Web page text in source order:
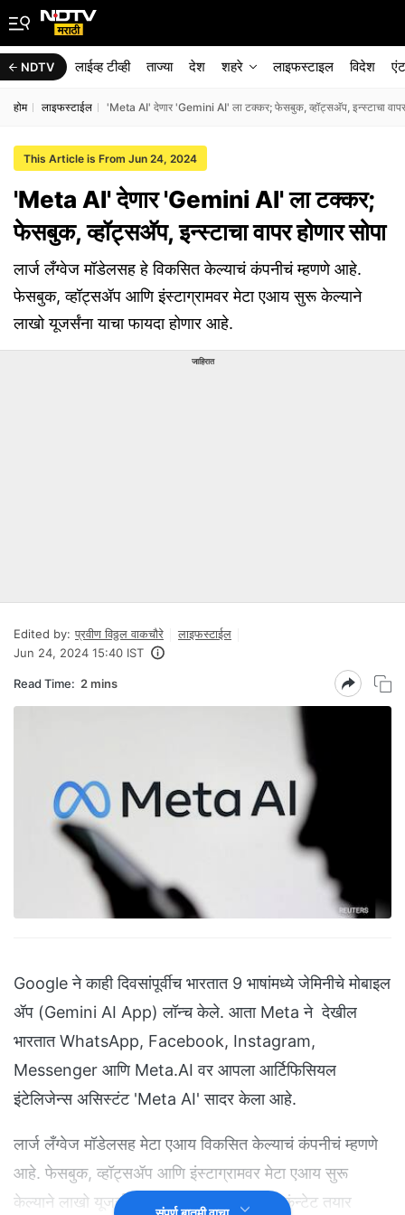
NDTV लाईव्ह टीव्ही ताज्या देश शहरे लाइफस्टाइल विदेश
होम लाइफस्टाईल 'Meta AI' देणार 'Gemini AI' ला टक्कर; फेसबुक, व्हॉट्सअ‍ॅप, इन्स्टाचा वापर
This Article is From Jun 24, 2024
'Meta AI' देणार 'Gemini AI' ला टक्कर;
फेसबुक, व्हॉट्सअ‍ॅप, इन्स्टाचा वापर होणार सोपा
लार्ज लँग्वेज मॉडेलसह हे विकसित केल्याचं कंपनीचं म्हणणे आहे.
फेसबुक, व्हॉट्सॲप आणि इंस्टाग्रामवर मेटा एआय सुरू केल्याने
लाखो यूजर्संना याचा फायदा होणार आहे.
जाहिरात
Edited by: प्रवीण विठ्ठल वाकचौरे
लाइफस्टाईल
Jun 24, 2024 15:40 IST
Read Time: 2 mins
Google ने काही दिवसांपूर्वीच भारतात 9 भाषांमध्ये जेमिनीचे मोबाइल
ॲप (Gemini AI App) लॉन्च केले. आता Meta ने देखील
भारतात WhatsApp, Facebook, Instagram,
Messenger आणि Meta.AI वर आपला आर्टिफिसियल
इंटेलिजेन्स असिस्टंट 'Meta AI' सादर केला आहे.
लार्ज लँग्वेज मॉडेलसह मेटा एआय विकसित केल्याचं कंपनीचं म्हणणे
आहे. फेसबुक, व्हॉट्सॲप आणि इंस्टाग्रामवर मेटा एआय सुरू
केल्याने लाखो यूजर्संना याचा फायदा होणार आहे. कंन्टेट तयार